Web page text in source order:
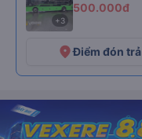
+3
500.000đ
placeĐiểm đón trả